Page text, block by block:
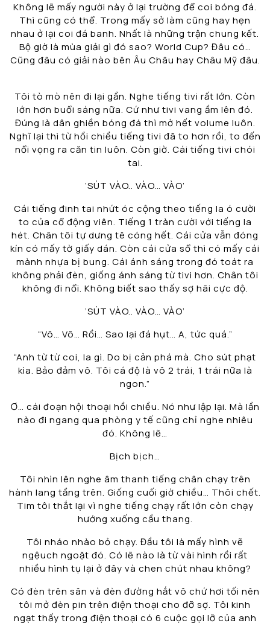
Không lẽ mấy người này ở lại trường để coi bóng đá.
Thì cũng có thể. Trong mấy sở làm cũng hay hẹn
nhau ở lại coi đá banh. Nhất là những trận chung kết.
Bộ giờ là mùa giải gì đó sao? World Cup? Đâu có…
Cũng đâu có giải nào bên Âu Châu hay Châu Mỹ đâu.
Tôi tò mò nên đi lại gần. Nghe tiếng tivi rất lớn. Còn
lớn hơn buổi sáng nữa. Cứ như tivi vang ầm lên đó.
Đúng là dân ghiền bóng đá thì mở hết volume luôn.
Nghĩ lại thì từ hồi chiều tiếng tivi đã to hơn rồi, to đến
nổi vọng ra căn tin luôn. Còn giờ. Cái tiếng tivi chói
tai.
‘SÚT VÀO.. VÀO… VÀO’
Cái tiếng đinh tai nhứt óc cộng theo tiếng la ó cười
to của cổ động viên. Tiếng 1 tràn cười với tiếng la
hét. Chân tôi tự dưng tê cóng hết. Cái cửa vẫn đóng
kín có mấy tờ giấy dán. Còn cái cửa sổ thì có mấy cái
mành nhựa bị bung. Cái ánh sáng trong đó toát ra
không phải đèn, giống ánh sáng từ tivi hơn. Chân tôi
không đi nổi. Không biết sao thấy sợ hãi cực độ.
‘SÚT VÀO.. VÀO… VÀO’
“Vô… Vô… Rồi… Sao lại đá hụt… A, tức quá.”
“Anh từ từ coi, la gì. Do bị cản phá mà. Cho sút phạt
kìa. Bảo đảm vô. Tôi cá độ là vô 2 trái, 1 trái nữa là
ngon.”
Ơ… cái đoạn hội thoại hồi chiều. Nó như lập lại. Mà lần
nào đi ngang qua phòng y tế cũng chỉ nghe nhiêu
đó. Không lẽ…
Bịch bịch…
Tôi nhìn lên nghe âm thanh tiếng chân chạy trên
hành lang tầng trên. Giống cuối giờ chiều… Thôi chết.
Tim tôi thắt lại vì nghe tiếng chạy rất lớn còn chạy
hướng xuống cầu thang.
Tôi nháo nhào bỏ chạy. Đầu tôi là mấy hình vẽ
ngệuch ngoặt đó. Có lẽ nào là từ vài hình rồi rất
nhiều hình tụ lại ở đây và chen chút nhau không?
Có đèn trên sân và đèn đường hắt vô chứ hơi tối nên
tôi mở đèn pin trên điện thoại cho đỡ sợ. Tôi kinh
ngạt thấy trong điện thoại có 6 cuộc gọi lỡ của anh